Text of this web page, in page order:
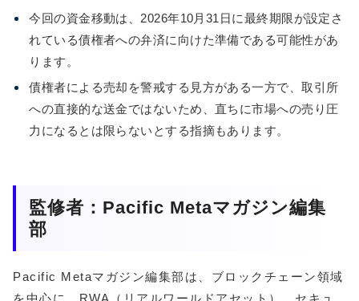
今回の資金移動は、2026年10月31日に最終期限が設定さ
れている債権者への弁済に向けた準備である可能性があ
ります。
債権者による売却を警戒する見方がある一方で、取引所
への直接的な送金ではないため、直ちに市場への売り圧
力になるとは限らないとする指摘もあります。
監修者：Pacific Metaマガジン編集
部
Pacific Metaマガジン編集部は、ブロックチェーン領域
を中心に、RWA（リアルワールドアセット）、セキュ